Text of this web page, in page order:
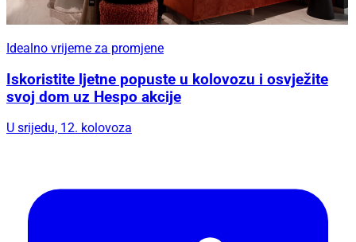
Idealno vrijeme za promjene
Iskoristite ljetne popuste u kolovozu i osvježite
svoj dom uz Hespo akcije
U srijedu, 12. kolovoza